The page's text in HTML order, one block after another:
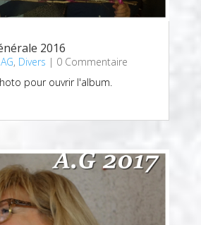
2016
AG, Divers | 0 Commentaire
pour ouvrir l'album.